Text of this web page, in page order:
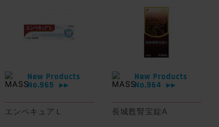
New Products
No.965
▶▶
エンペキュアＬ
New Products
No.964
▶▶
長城甦腎宝錠A